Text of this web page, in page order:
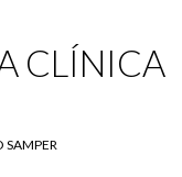
CLÍNICA
SAMPER